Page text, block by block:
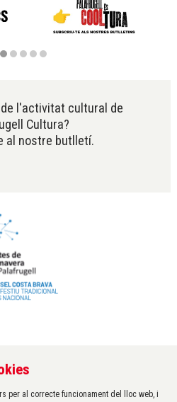
l'activitat cultural de
Cultura?
al nostre butlletí.
de Palafrugell
per al correcte funcionament del lloc web, i